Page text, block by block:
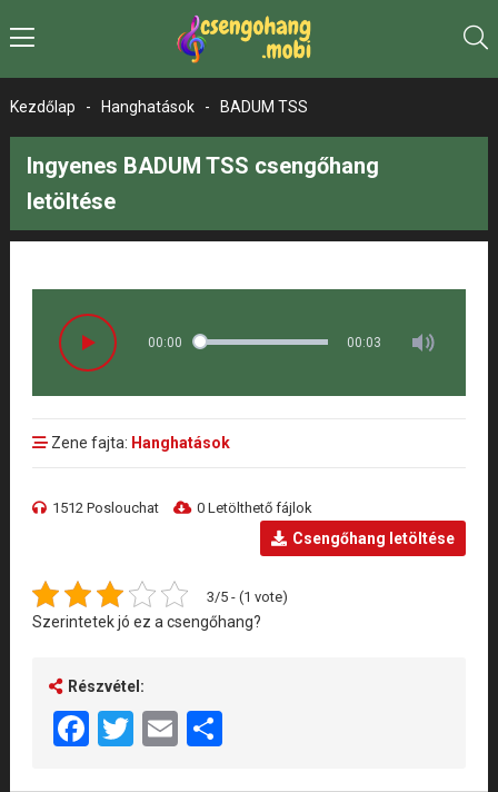
Kezdőlap - Hanghatások - BADUM TSS
Ingyenes BADUM TSS csengőhang
letöltése
00:00 00:03
Zene fajta: Hanghatások
1512 Poslouchat 0 Letölthető fájlok
Csengőhang letöltése
3/5 - (1 vote)
Szerintetek jó ez a csengőhang?
Részvétel:
Facebook
Twitter
EmailShare